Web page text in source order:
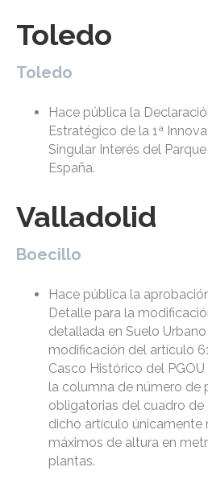
Toledo
Toledo
Hace pública la
Estratégico de la 1ª
Singular Interés del
España.
Valladolid
Boecillo
Hace pública la
Detalle para la
detallada en Suelo
modificación del artículo
Casco Histórico del
la columna de número de
obligatorias del cuadro
dicho artículo únicamente
máximos de altura en
plantas.